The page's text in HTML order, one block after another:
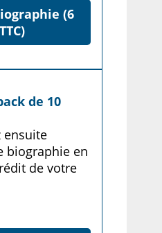
(6
de 10
ensuite
biographie en
de votre